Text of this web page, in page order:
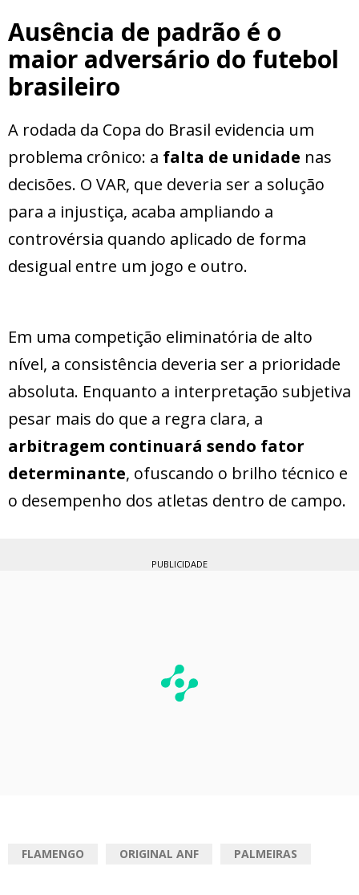
Ausência de padrão é o
maior adversário do futebol
brasileiro
A rodada da Copa do Brasil evidencia um
problema crônico: a falta de unidade nas
decisões. O VAR, que deveria ser a solução
para a injustiça, acaba ampliando a
controvérsia quando aplicado de forma
desigual entre um jogo e outro.
Em uma competição eliminatória de alto
nível, a consistência deveria ser a prioridade
absoluta. Enquanto a interpretação subjetiva
pesar mais do que a regra clara, a
arbitragem continuará sendo fator
determinante, ofuscando o brilho técnico e
o desempenho dos atletas dentro de campo.
PUBLICIDADE
FLAMENGO ORIGINAL ANF PALMEIRAS